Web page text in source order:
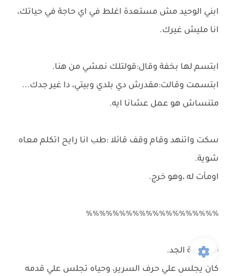
ابني الوحيد مش مستعدة اغلط في اي حاجة في حياتك،
انا مليش غيرك.
ابتسم لها بخفة وقال:قولتلك نمشي من هنا.
ابتسمت وقالت:مقدرش دي بلدي وبيتي، دا غير جدك...
متنساش هو عمل عشانا ايه.
سكت واتنهد وقام وقف قائلا :طب انا رايح اتكلم معاه
شوية.
اومأت له ،وهو خرج.
٪٪٪٪٪٪٪٪٪٪٪٪٪٪٪٪٪٪٪٪
في غرفة الجد.
كان يجلس علي حرف السرير، وحياه تجلس علي قدمه